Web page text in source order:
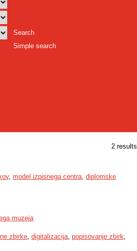
Search
Simple search
2 results
, model izpisnega centra, diplomske
muzeja
zbirke, digitalizacija, popisovanje zbirk,